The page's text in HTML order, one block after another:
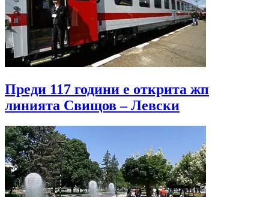
Преди 117 години е открита жп
линията Свищов – Левски